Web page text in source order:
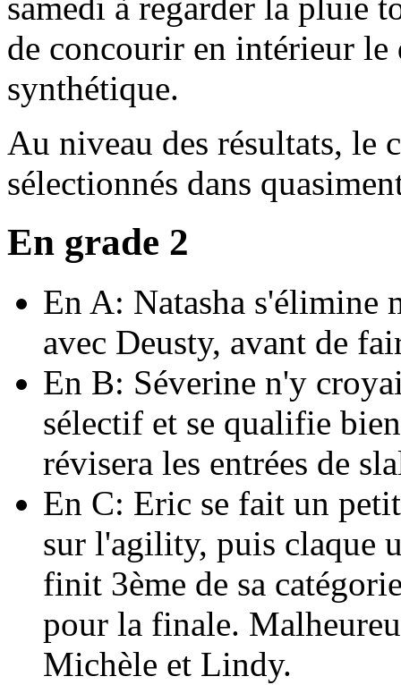
de concourir en intérieur le
synthétique.
Au niveau des résultats, le
sélectionnés dans
En grade 2
En A: Natasha s'élimine
avec Deusty, avant de
En B: Séverine n'y
sélectif et se qualifie
révisera les entrées de
En C: Eric se fait un
sur l'agility, puis claque
finit 3ème de sa
pour la finale.
Michèle et Lindy.